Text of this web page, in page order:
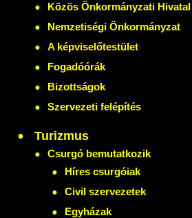
Közös Önkormányzati Hivatal
Nemzetiségi Önkormányzat
A képviselőtestület
Fogadóórák
Bizottságok
Szervezeti felépítés
Turizmus
Csurgó bemutatkozik
Híres csurgóiak
Civil szervezetek
Egyházak